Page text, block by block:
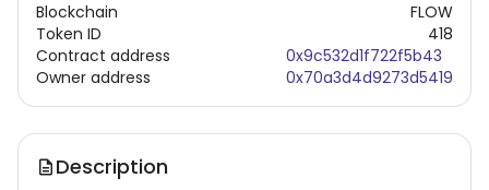
Blockchain
Token ID
Contract address
Owner address
FLOW
418
0x9c532d1f722f5b43
0x70a3d4d9273d5419
Description